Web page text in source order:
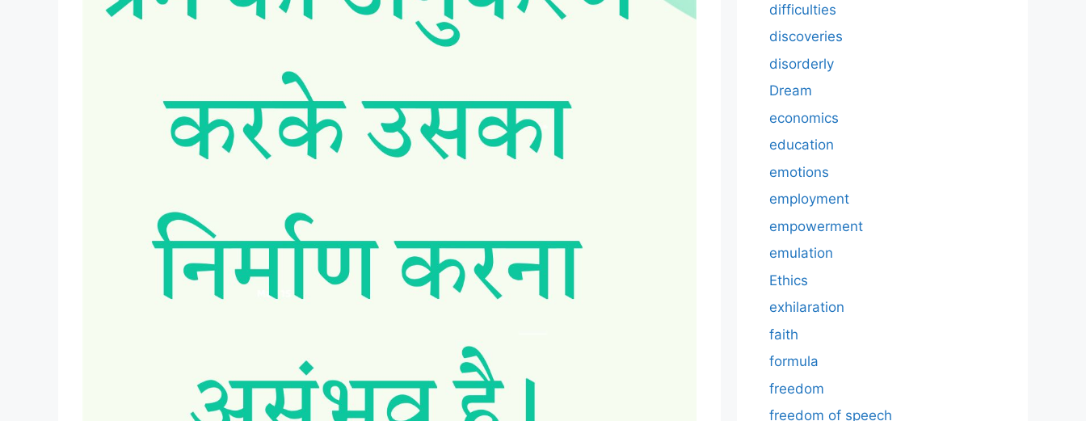
difficulties
discoveries
disorderly
Dream
economics
education
emotions
employment
empowerment
emulation
Ethics
exhilaration
faith
formula
freedom
freedom of speech